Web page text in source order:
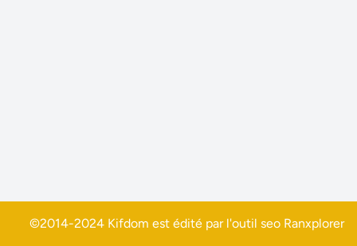
©2014-2024 Kifdom est édité par l'outil seo Ranxplorer